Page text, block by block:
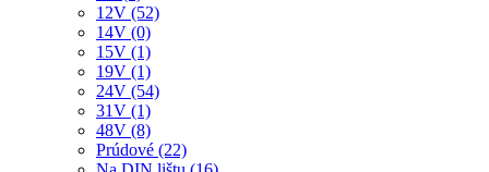
12V (52)
14V (0)
15V (1)
19V (1)
24V (54)
31V (1)
48V (8)
Prúdové (22)